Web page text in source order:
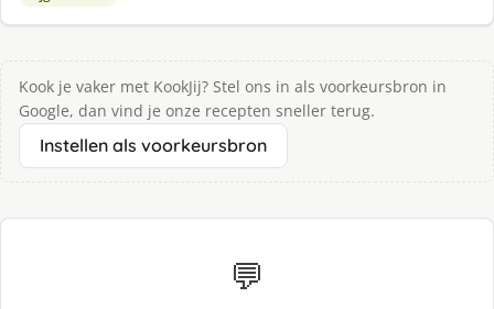
Kook je vaker met KookJij? Stel ons in als voorkeursbron in
Google, dan vind je onze recepten sneller terug.
Instellen als voorkeursbron
💬